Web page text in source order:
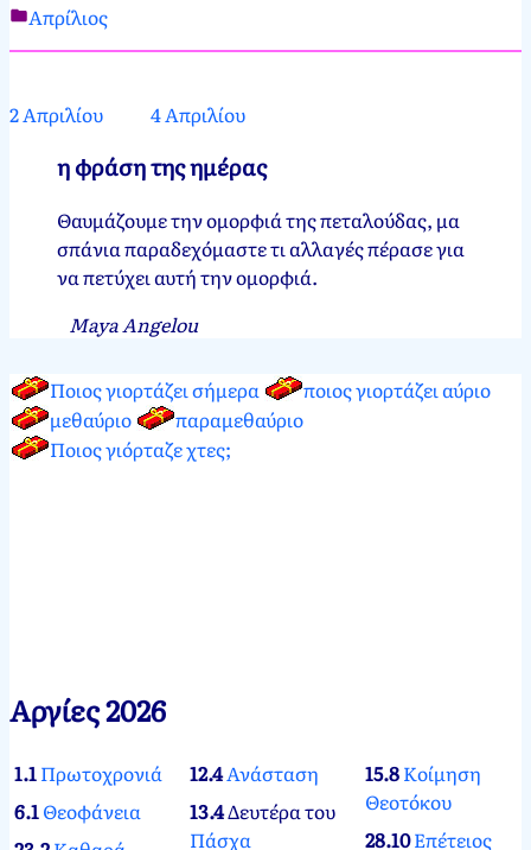
Νεκτάριος
3
2012
Απριλίου,
Απρίλιος
2 Απριλίου 4 Απριλίου
η φράση της ημέρας
Θαυμάζουμε την ομορφιά της πεταλούδας, μα
σπάνια παραδεχόμαστε τι αλλαγές πέρασε για
να πετύχει αυτή την ομορφιά.
Maya Angelou
Ποιος γιορτάζει σήμερα
ποιος γιορτάζει αύριο
μεθαύριο
παραμεθαύριο
Ποιος γιόρταζε χτες;
Αργίες 2026
1.1Πρωτοχρονιά
6.1Θεοφάνεια
12.4Ανάσταση
13.4Δευτέρα του
Πάσχα
15.8Κοίμηση
Θεοτόκου
28.10Επέτειος